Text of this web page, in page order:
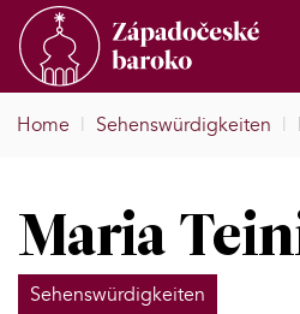
Home | Sehenswürdigkeiten |
Maria
Sehenswürdigkeiten